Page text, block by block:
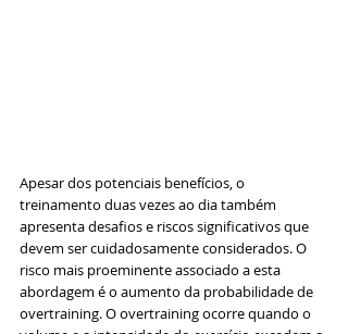
Apesar dos potenciais benefícios, o
treinamento duas vezes ao dia também
apresenta desafios e riscos significativos que
devem ser cuidadosamente considerados. O
risco mais proeminente associado a esta
abordagem é o aumento da probabilidade de
overtraining. O overtraining ocorre quando o